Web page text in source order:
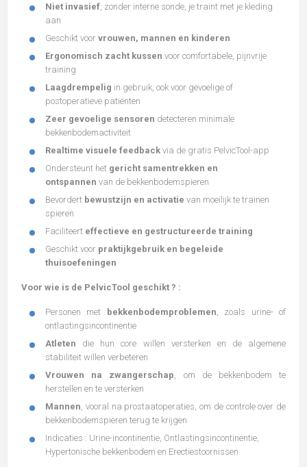
Niet invasief, zonder interne sonde, je traint met je kleding
aan
Geschikt voor vrouwen, mannen en kinderen
Ergonomisch zacht kussen voor comfortabele, pijnvrije
training
Laagdrempelig in gebruik, ook voor gevoelige of
postoperatieve patiënten
Zeer gevoelige sensoren detecteren minimale
bekkenbodemactiviteit
Realtime visuele feedback via de gratis PelvicTool-app
Ondersteunt het gericht samentrekken en
ontspannen van de bekkenbodemspieren
Bevordert bewustzijn en activatie van moeilijk te trainen
spieren
Faciliteert effectieve en gestructureerde training
Geschikt voor praktijkgebruik en begeleide
thuisoefeningen
Voor wie is de PelvicTool geschikt ? :
Personen met bekkenbodemproblemen, zoals urine- of
ontlastingsincontinentie
Atleten die hun core willen versterken en de algemene
stabiliteit willen verbeteren
Vrouwen na zwangerschap, om de bekkenbodem te
herstellen en te versterken
Mannen, vooral na prostaatoperaties, om de controle over de
bekkenbodemspieren terug te krijgen
Indicaties : Urine-incontinentie, Ontlastingsincontinentie,
Hypertonische bekkenbodem en Erectiestoornissen